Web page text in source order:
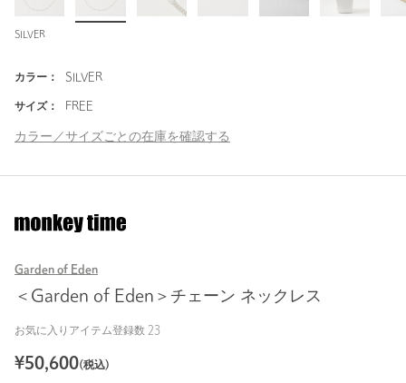
SILVER
カラー： SILVER
サイズ： FREE
カラー／サイズごとの在庫を確認する
Garden of Eden
＜Garden of Eden＞チェーン ネックレス
お気に入りアイテム登録数 23
¥50,600(税込)